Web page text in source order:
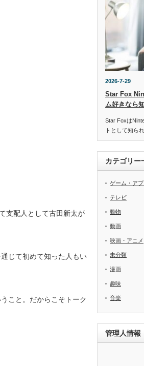
支配人として古田新太が
じて初めて知った人もい
こと。だからこそトーク
2026-7-29
Star Fox
ム好きなら
Star Foxは
トとして知ら
カテゴリー
ゲーム・アプ
テレビ
動物
動画
映画・アニメ
未分類
漫画
趣味
音楽
管理人情報